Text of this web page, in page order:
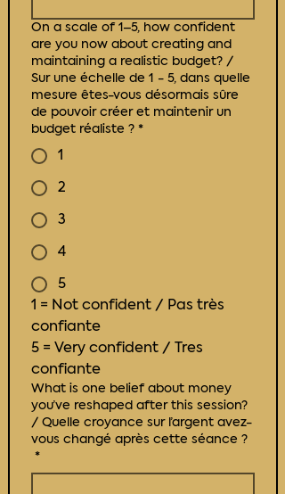
On a scale of 1–5, how confident
are you now about creating and
maintaining a realistic budget? /
Sur une échelle de 1 - 5, dans quelle
mesure êtes-vous désormais sûre
de pouvoir créer et maintenir un
budget réaliste ? *
1
2
3
4
5
1 = Not confident / Pas très
confiante
5 = Very confident / Tres
confiante
What is one belief about money
you’ve reshaped after this session?
/ Quelle croyance sur l’argent avez-
vous changé après cette séance ?
*